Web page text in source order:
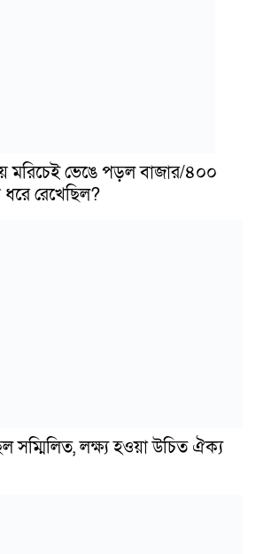
মরিচেই ভেঙে পড়ল বাজার/৪০০
রেখেছিল?
সম্মিলিত, লক্ষ্য হওয়া উচিত ঐক্য